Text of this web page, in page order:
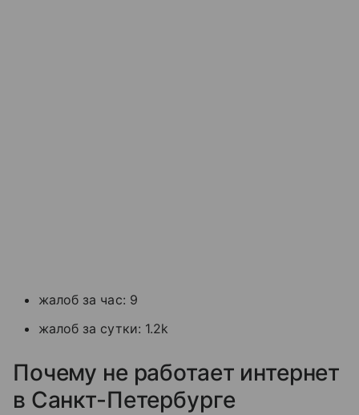
жалоб за час: 9
жалоб за сутки: 1.2k
Почему не работает интернет
в Санкт-Петербурге